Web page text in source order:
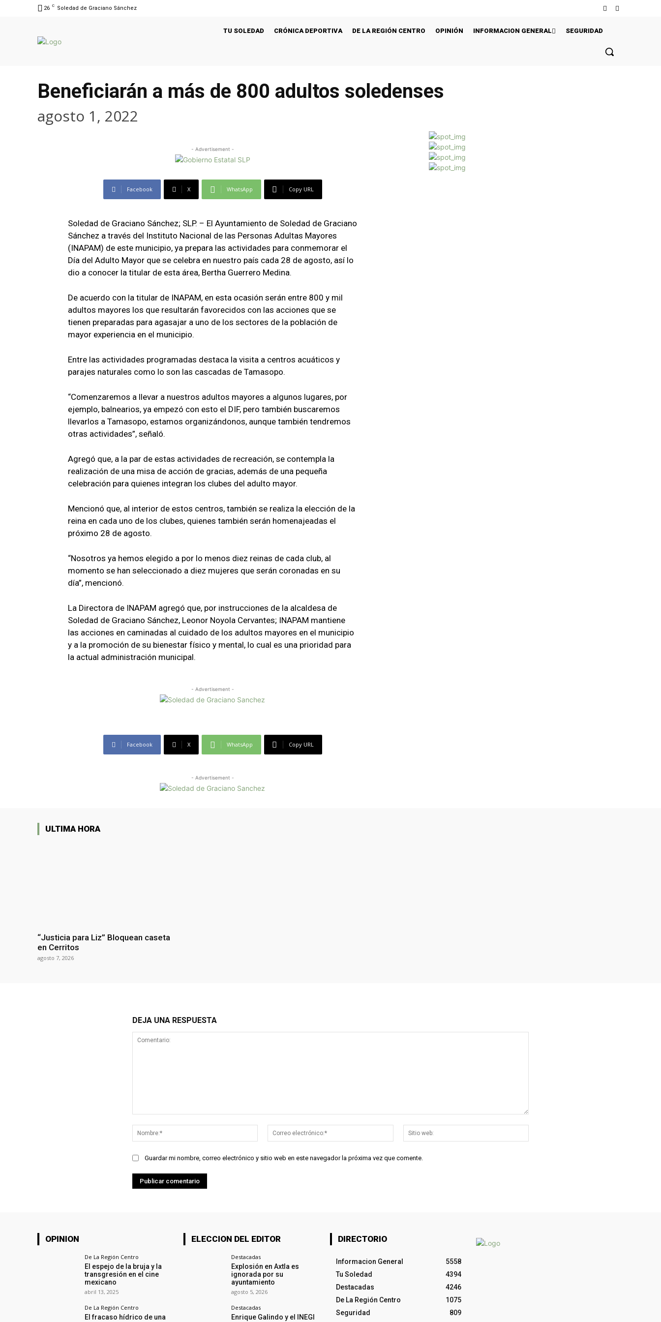
26 C Soledad de Graciano Sánchez
TU SOLEDAD CRÓNICA DEPORTIVA DE LA REGIÓN CENTRO OPINIÓN INFORMACION GENERAL SEGURIDAD
Beneficiarán a más de 800 adultos soledenses
agosto 1, 2022
- Advertisement -
Facebook X WhatsApp Copy URL
Soledad de Graciano Sánchez; SLP. – El Ayuntamiento de Soledad de Graciano
Sánchez a través del Instituto Nacional de las Personas Adultas Mayores
(INAPAM) de este municipio, ya prepara las actividades para conmemorar el
Día del Adulto Mayor que se celebra en nuestro país cada 28 de agosto, así lo
dio a conocer la titular de esta área, Bertha Guerrero Medina.
De acuerdo con la titular de INAPAM, en esta ocasión serán entre 800 y mil
adultos mayores los que resultarán favorecidos con las acciones que se
tienen preparadas para agasajar a uno de los sectores de la población de
mayor experiencia en el municipio.
Entre las actividades programadas destaca la visita a centros acuáticos y
parajes naturales como lo son las cascadas de Tamasopo.
“Comenzaremos a llevar a nuestros adultos mayores a algunos lugares, por
ejemplo, balnearios, ya empezó con esto el DIF, pero también buscaremos
llevarlos a Tamasopo, estamos organizándonos, aunque también tendremos
otras actividades”, señaló.
Agregó que, a la par de estas actividades de recreación, se contempla la
realización de una misa de acción de gracias, además de una pequeña
celebración para quienes integran los clubes del adulto mayor.
Mencionó que, al interior de estos centros, también se realiza la elección de la
reina en cada uno de los clubes, quienes también serán homenajeadas el
próximo 28 de agosto.
“Nosotros ya hemos elegido a por lo menos diez reinas de cada club, al
momento se han seleccionado a diez mujeres que serán coronadas en su
día”, mencionó.
La Directora de INAPAM agregó que, por instrucciones de la alcaldesa de
Soledad de Graciano Sánchez, Leonor Noyola Cervantes; INAPAM mantiene
las acciones en caminadas al cuidado de los adultos mayores en el municipio
y a la promoción de su bienestar físico y mental, lo cual es una prioridad para
la actual administración municipal.
- Advertisement -
Facebook X WhatsApp Copy URL
- Advertisement -
ULTIMA HORA
“Justicia para Liz” Bloquean caseta
en Cerritos
agosto 7, 2026
DEJA UNA RESPUESTA
Nombre:*
Correo
electrónico:*
web:
Guardar mi nombre, correo electrónico y sitio web en este navegador la próxima vez que comente.
OPINION
De La Región Centro
El espejo de la bruja y la
transgresión en el cine
mexicano
abril 13, 2025
De La Región Centro
El fracaso hídrico de una
ELECCION DEL EDITOR
Destacadas
Explosión en Axtla es
ignorada por su
ayuntamiento
agosto 5, 2026
Destacadas
Enrique Galindo y el INEGI
DIRECTORIO
Informacion General
5558
Tu Soledad
4394
Destacadas
4246
De La Región Centro
1075
Seguridad
809